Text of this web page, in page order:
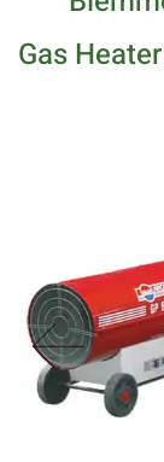
Gas Heater